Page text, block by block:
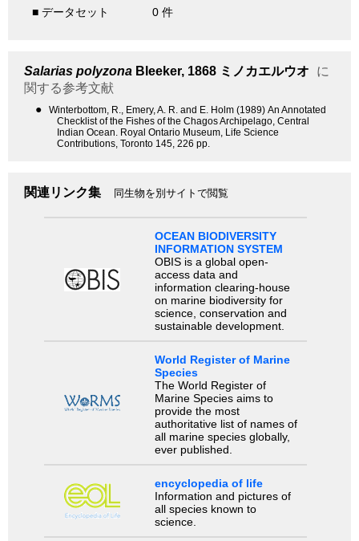
■ データセット
0 件
Salarias polyzona Bleeker, 1868 ミノカエルウオ
に
関する参考文献
●
Winterbottom, R., Emery, A. R. and E. Holm (1989) An Annotated
Checklist of the Fishes of the Chagos Archipelago, Central
Indian Ocean. Royal Ontario Museum, Life Science
Contributions, Toronto 145, 226 pp.
関連リンク集 同生物を別サイトで閲覧
OCEAN BIODIVERSITY
INFORMATION SYSTEM
OBIS is a global open-
access data and
information clearing-house
on marine biodiversity for
science, conservation and
sustainable development.
World Register of Marine
Species
The World Register of
Marine Species aims to
provide the most
authoritative list of names of
all marine species globally,
ever published.
encyclopedia of life
Information and pictures of
all species known to
science.